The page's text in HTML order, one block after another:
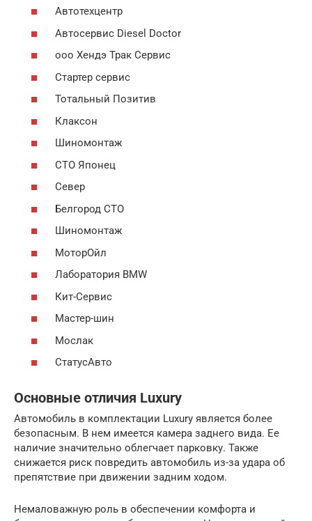
Автотехцентр
Автосервис Diesel Doctor
ооо Хендэ Трак Сервис
Стартер сервис
Тотальный Позитив
Клаксон
Шиномонтаж
СТО Японец
Север
Белгород СТО
Шиномонтаж
МоторОйл
Лаборатория BMW
Кит-Сервис
Мастер-шин
Мослак
СтатусАвто
Основные отличия Luxury
Автомобиль в комплектации Luxury является более
безопасным. В нем имеется камера заднего вида. Ее
наличие значительно облегчает парковку. Также
снижается риск повредить автомобиль из-за удара об
препятствие при движении задним ходом.
Немаловажную роль в обеспечении комфорта и